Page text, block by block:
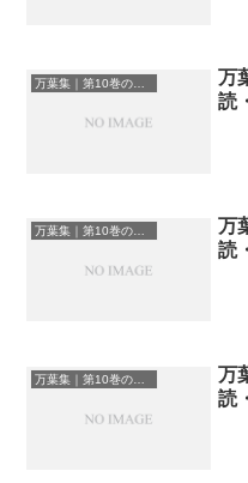
万葉集｜第10巻の和歌一覧
万
読
万葉集｜第10巻の和歌一覧
万
読
万葉集｜第10巻の和歌一覧
万
読